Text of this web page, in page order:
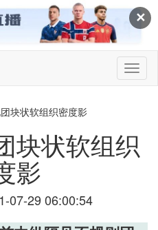
✕
切
换
块状软组织密度影
块状软组织
影
07-29 06:00:54